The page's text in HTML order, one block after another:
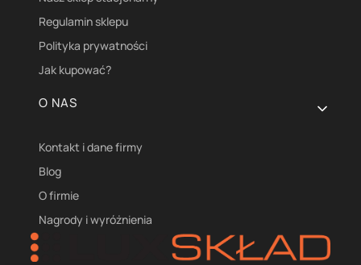
Regulamin sklepu
Polityka prywatności
Jak kupować?
O NAS
Kontakt i dane firmy
Blog
O firmie
Nagrody i wyróżnienia